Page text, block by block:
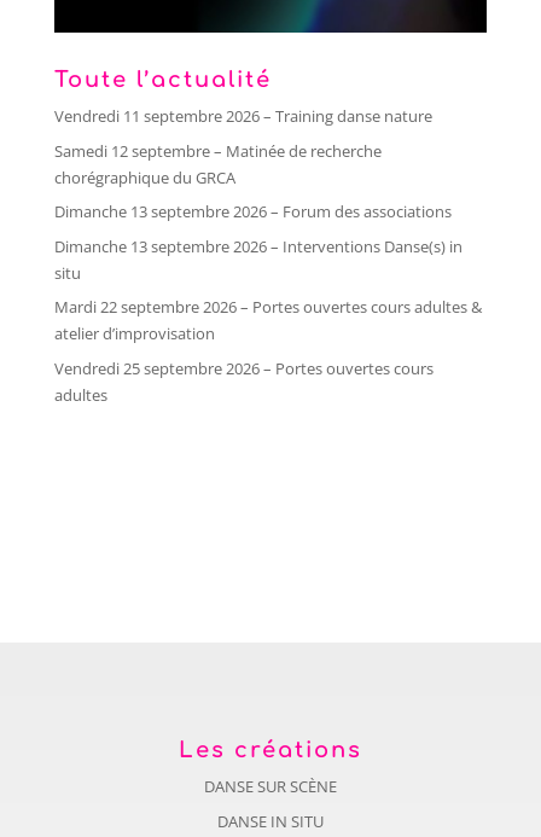
Toute l’actualité
Vendredi 11 septembre 2026 – Training danse nature
Samedi 12 septembre – Matinée de recherche
chorégraphique du GRCA
Dimanche 13 septembre 2026 – Forum des associations
Dimanche 13 septembre 2026 – Interventions Danse(s) in
situ
Mardi 22 septembre 2026 – Portes ouvertes cours adultes &
atelier d’improvisation
Vendredi 25 septembre 2026 – Portes ouvertes cours
adultes
Les créations
DANSE SUR SCÈNE
DANSE IN SITU